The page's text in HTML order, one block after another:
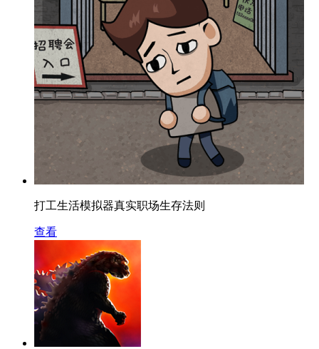
打工生活模拟器真实职场生存法则
查看